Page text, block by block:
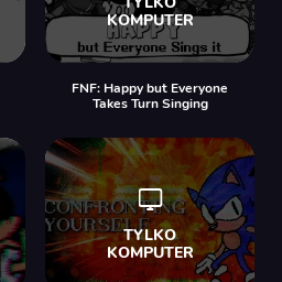
FNF: Happy but Everyone
Takes Turn Singing